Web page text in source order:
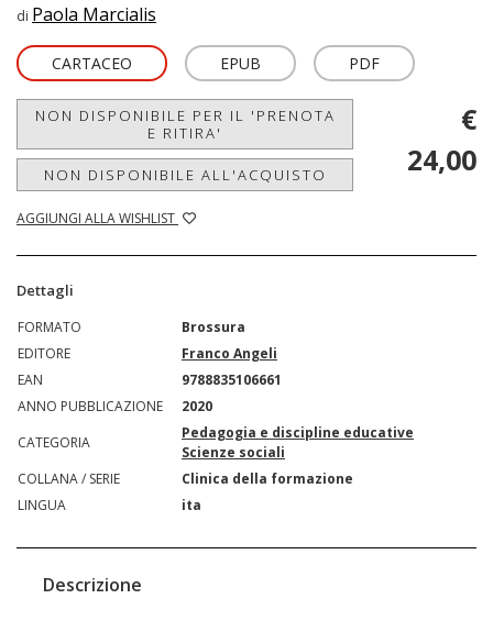
di Paola Marcialis
CARTACEO EPUB PDF
NON DISPONIBILE PER IL 'PRENOTA
E RITIRA'
NON DISPONIBILE ALL'ACQUISTO
AGGIUNGI ALLA WISHLIST
€
24,00
Dettagli
FORMATO
Brossura
EDITORE
Franco Angeli
EAN
9788835106661
ANNO PUBBLICAZIONE
2020
CATEGORIA
Pedagogia e discipline educative
Scienze sociali
COLLANA / SERIE
Clinica della formazione
LINGUA
ita
Descrizione